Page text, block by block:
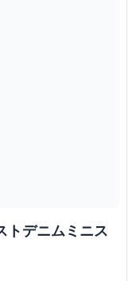
トデニムミニス